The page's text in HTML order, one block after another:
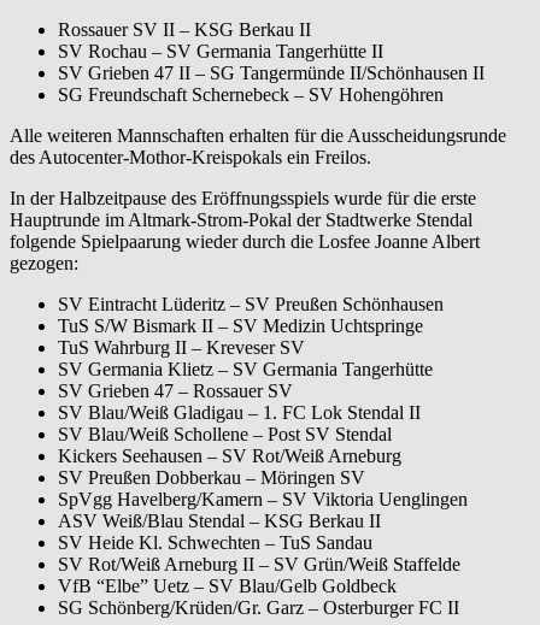
Rossauer SV II – KSG Berkau II
SV Rochau – SV Germania Tangerhütte II
SV Grieben 47 II – SG Tangermünde II/Schönhausen II
SG Freundschaft Schernebeck – SV Hohengöhren
Alle weiteren Mannschaften erhalten für die Ausscheidungsrunde
des Autocenter-Mothor-Kreispokals ein Freilos.
In der Halbzeitpause des Eröffnungsspiels wurde für die erste
Hauptrunde im Altmark-Strom-Pokal der Stadtwerke Stendal
folgende Spielpaarung wieder durch die Losfee Joanne Albert
gezogen:
SV Eintracht Lüderitz – SV Preußen Schönhausen
TuS S/W Bismark II – SV Medizin Uchtspringe
TuS Wahrburg II – Kreveser SV
SV Germania Klietz – SV Germania Tangerhütte
SV Grieben 47 – Rossauer SV
SV Blau/Weiß Gladigau – 1. FC Lok Stendal II
SV Blau/Weiß Schollene – Post SV Stendal
Kickers Seehausen – SV Rot/Weiß Arneburg
SV Preußen Dobberkau – Möringen SV
SpVgg Havelberg/Kamern – SV Viktoria Uenglingen
ASV Weiß/Blau Stendal – KSG Berkau II
SV Heide Kl. Schwechten – TuS Sandau
SV Rot/Weiß Arneburg II – SV Grün/Weiß Staffelde
VfB “Elbe” Uetz – SV Blau/Gelb Goldbeck
SG Schönberg/Krüden/Gr. Garz – Osterburger FC II